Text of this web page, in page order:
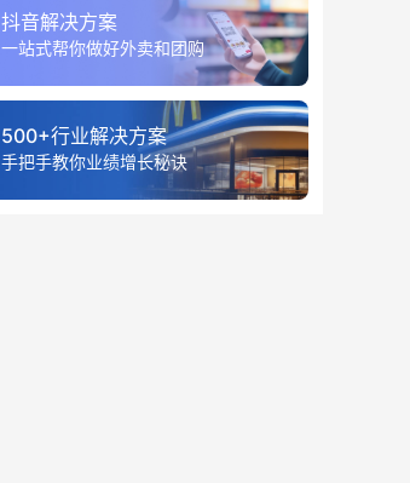
抖音解决方案
一站式帮你做好外卖和团购
500+行业解决方案
手把手教你业绩增长秘诀